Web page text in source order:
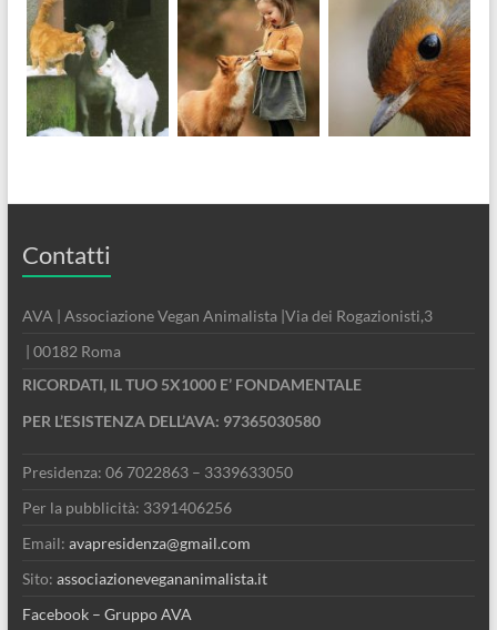
Contatti
AVA | Associazione Vegan Animalista |Via dei Rogazionisti,3
| 00182 Roma
RICORDATI, IL TUO 5X1000 E’ FONDAMENTALE
PER L’ESISTENZA DELL’AVA: 97365030580
Presidenza: 06 7022863 – 3339633050
Per la pubblicità: 3391406256
Email: avapresidenza@gmail.com
Sito: associazionevegananimalista.it
Facebook – Gruppo AVA